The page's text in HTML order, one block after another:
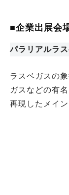
■企業出展会
パラリアルラ
ラスベガスの
ガスなどの有
再現したメイ